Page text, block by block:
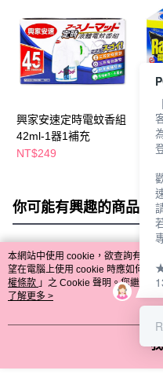
興家安速定時電蚊香組
42ml-1器1補充
NT$249
雷
你可能有興趣的商品 全
熱門標籤
本網站中使用 cookie，欲查詢有關
望在電腦上使用 cookie 時應如何變
權條款 」之 Cookie 聲明。您繼續
用條款之 Cookie 聲明使用 cookie。
了解更多 >